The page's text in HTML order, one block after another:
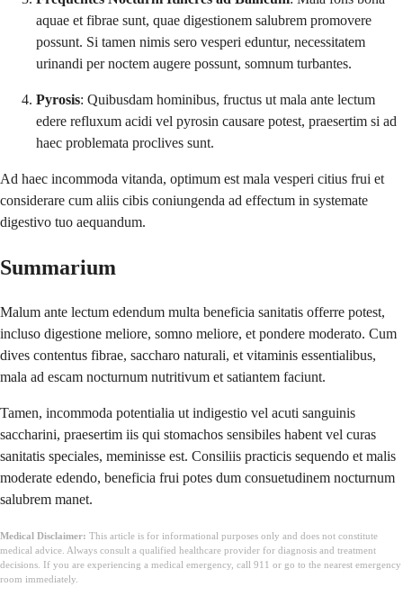
aquae et fibrae sunt, quae digestionem salubrem promovere
possunt. Si tamen nimis sero vesperi eduntur, necessitatem
urinandi per noctem augere possunt, somnum turbantes.
Pyrosis: Quibusdam hominibus, fructus ut mala ante lectum
edere refluxum acidi vel pyrosin causare potest, praesertim si ad
haec problemata proclives sunt.
Ad haec incommoda vitanda, optimum est mala vesperi citius frui et
considerare cum aliis cibis coniungenda ad effectum in systemate
digestivo tuo aequandum.
Summarium
Malum ante lectum edendum multa beneficia sanitatis offerre potest,
incluso digestione meliore, somno meliore, et pondere moderato. Cum
dives contentus fibrae, saccharo naturali, et vitaminis essentialibus,
mala ad escam nocturnum nutritivum et satiantem faciunt.
Tamen, incommoda potentialia ut indigestio vel acuti sanguinis
saccharini, praesertim iis qui stomachos sensibiles habent vel curas
sanitatis speciales, meminisse est. Consiliis practicis sequendo et malis
moderate edendo, beneficia frui potes dum consuetudinem nocturnum
salubrem manet.
Medical Disclaimer: This article is for informational purposes only and does not constitute
medical advice. Always consult a qualified healthcare provider for diagnosis and treatment
decisions. If you are experiencing a medical emergency, call 911 or go to the nearest emergency
room immediately.